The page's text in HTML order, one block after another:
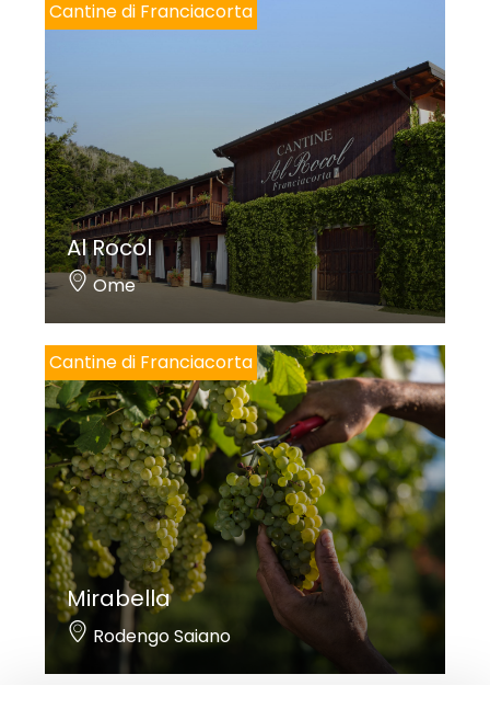
Cantine di Franciacorta
Al Rocol
Ome
Cantine di Franciacorta
Mirabella
Rodengo Saiano